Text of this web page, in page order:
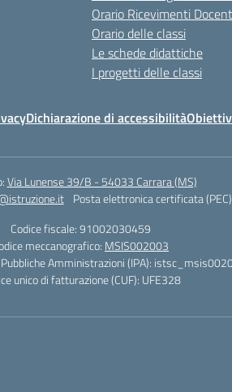
Orario Ricevimenti
Orario delle classi
Le schede didattiche
I progetti delle classi
Dichiarazione di accessibilità
Via Lunense 39/B - 54033 Carrara (MS)
Posta elettronica certificata
Codice fiscale: 91002030459
meccanografico: MSIS002003
Pubbliche Amministrazioni (IPA):
unico di fatturazione (CUF): UFE328